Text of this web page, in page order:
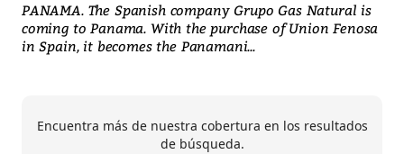
PANAMA. The Spanish company Grupo Gas Natural is
coming to Panama. With the purchase of Union Fenosa
in Spain, it becomes the Panamani...
Encuentra más de nuestra cobertura en los resultados
de búsqueda.